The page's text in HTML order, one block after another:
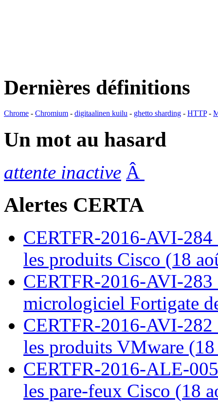
Dernières définitions
Chrome - Chromium - digitaalinen kuilu - ghetto sharding - HTTP-
Un mot au hasard
attente inactive Â
Alertes CERTA
CERTFR-2016-AVI-
les produits Cisco (18
CERTFR-2016-AVI-
micrologiciel Fortigate
CERTFR-2016-AVI-
les produits VMware
CERTFR-2016-ALE-
les pare-feux Cisco (18